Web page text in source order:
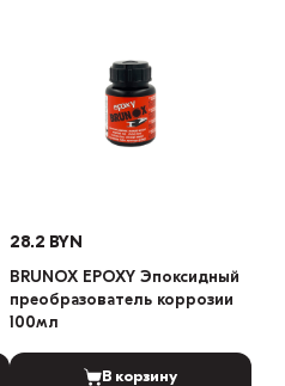
28.2 BYN
BRUNOX EPOXY Эпоксидный
преобразователь коррозии
100мл
В корзину